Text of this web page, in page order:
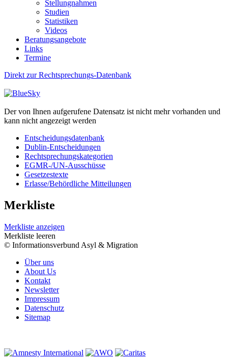
Stellungnahmen
Studien
Statistiken
Videos
Beratungsangebote
Links
Termine
Direkt zur Rechtsprechungs-Datenbank
Der von Ihnen aufgerufene Datensatz ist nicht mehr vorhanden und
kann nicht angezeigt werden
Entscheidungsdatenbank
Dublin-Entscheidungen
Rechtsprechungskategorien
EGMR-/UN-Ausschüsse
Gesetzestexte
Erlasse/Behördliche Mitteilungen
Merkliste
Merkliste anzeigen
Merkliste leeren
© Informationsverbund Asyl & Migration
Über uns
About Us
Kontakt
Newsletter
Impressum
Datenschutz
Sitemap